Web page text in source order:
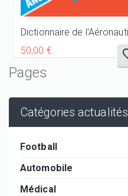
50,00 €
Pages
Catégories actualités
Football
Automobile
Médical